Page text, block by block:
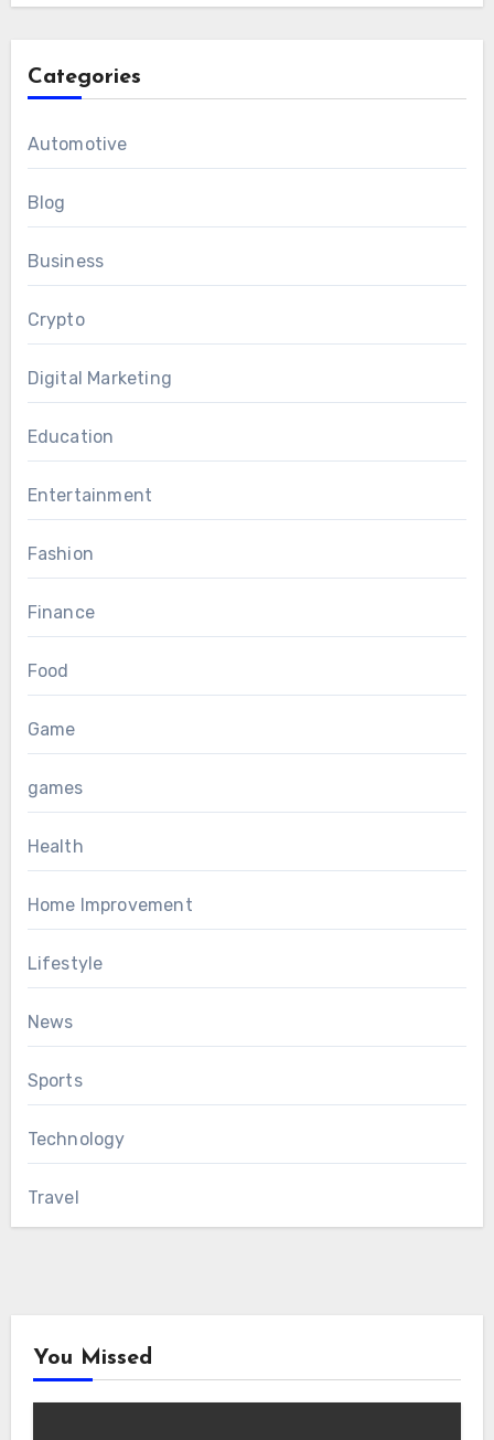
Categories
Automotive
Blog
Business
Crypto
Digital Marketing
Education
Entertainment
Fashion
Finance
Food
Game
games
Health
Home Improvement
Lifestyle
News
Sports
Technology
Travel
You Missed